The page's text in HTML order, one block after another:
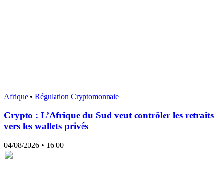
Afrique • Régulation Cryptomonnaie
Crypto : L’Afrique du Sud veut contrôler les retraits
vers les wallets privés
04/08/2026 • 16:00